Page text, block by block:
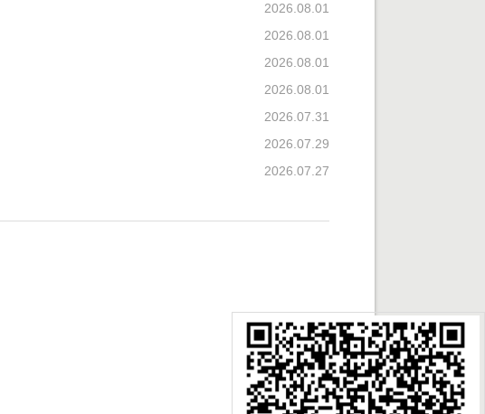
2026.08.01
2026.08.01
2026.08.01
2026.08.01
2026.07.31
2026.07.29
2026.07.27